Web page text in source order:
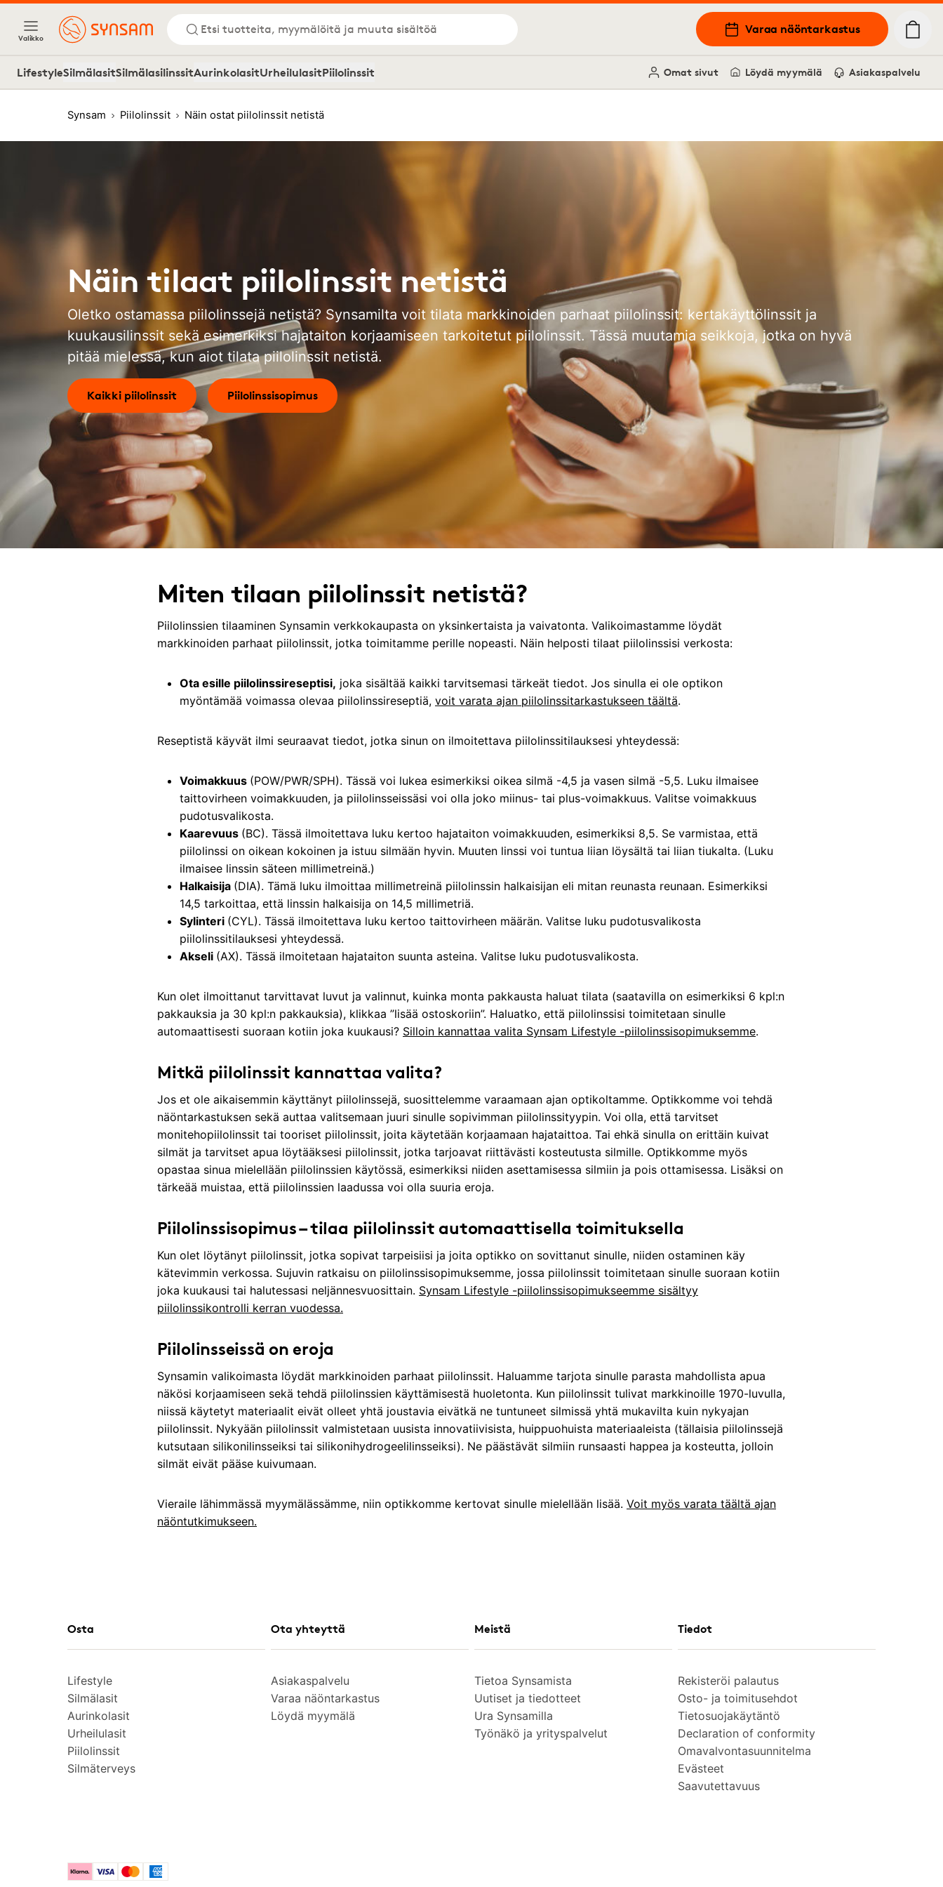
Valikko
Etsi tuotteita, myymälöitä ja muuta sisältöä Varaa näöntarkastus
LifestyleSilmälasitSilmälasilinssitAurinkolasitUrheilulasitPiilolinssit Omat sivut Löydä myymälä Asiakaspalvelu
Synsam Piilolinssit Näin ostat piilolinssit netistä
Näin tilaat piilolinssit netistä
Oletko ostamassa piilolinssejä netistä? Synsamilta voit tilata markkinoiden parhaat piilolinssit: kertakäyttölinssit ja
kuukausilinssit sekä esimerkiksi hajataiton korjaamiseen tarkoitetut piilolinssit. Tässä muutamia seikkoja, jotka on hyvä
pitää mielessä, kun aiot tilata piilolinssit netistä.
Kaikki piilolinssit Piilolinssisopimus
Miten tilaan piilolinssit netistä?
Piilolinssien tilaaminen Synsamin verkkokaupasta on yksinkertaista ja vaivatonta. Valikoimastamme löydät
markkinoiden parhaat piilolinssit, jotka toimitamme perille nopeasti. Näin helposti tilaat piilolinssisi verkosta:
Ota esille piilolinssireseptisi, joka sisältää kaikki tarvitsemasi tärkeät tiedot. Jos sinulla ei ole optikon
myöntämää voimassa olevaa piilolinssireseptiä, voit varata ajan piilolinssitarkastukseen täältä.
Reseptistä käyvät ilmi seuraavat tiedot, jotka sinun on ilmoitettava piilolinssitilauksesi yhteydessä:
Voimakkuus (POW/PWR/SPH). Tässä voi lukea esimerkiksi oikea silmä -4,5 ja vasen silmä -5,5. Luku ilmaisee
taittovirheen voimakkuuden, ja piilolinsseissäsi voi olla joko miinus- tai plus-voimakkuus. Valitse voimakkuus
pudotusvalikosta.
Kaarevuus (BC). Tässä ilmoitettava luku kertoo hajataiton voimakkuuden, esimerkiksi 8,5. Se varmistaa, että
piilolinssi on oikean kokoinen ja istuu silmään hyvin. Muuten linssi voi tuntua liian löysältä tai liian tiukalta. (Luku
ilmaisee linssin säteen millimetreinä.)
Halkaisija (DIA). Tämä luku ilmoittaa millimetreinä piilolinssin halkaisijan eli mitan reunasta reunaan. Esimerkiksi
14,5 tarkoittaa, että linssin halkaisija on 14,5 millimetriä.
Sylinteri (CYL). Tässä ilmoitettava luku kertoo taittovirheen määrän. Valitse luku pudotusvalikosta
piilolinssitilauksesi yhteydessä.
Akseli (AX). Tässä ilmoitetaan hajataiton suunta asteina. Valitse luku pudotusvalikosta.
Kun olet ilmoittanut tarvittavat luvut ja valinnut, kuinka monta pakkausta haluat tilata (saatavilla on esimerkiksi 6 kpl:n
pakkauksia ja 30 kpl:n pakkauksia), klikkaa ”lisää ostoskoriin”. Haluatko, että piilolinssisi toimitetaan sinulle
automaattisesti suoraan kotiin joka kuukausi? Silloin kannattaa valita Synsam Lifestyle -piilolinssisopimuksemme.
Mitkä piilolinssit kannattaa valita?
Jos et ole aikaisemmin käyttänyt piilolinssejä, suosittelemme varaamaan ajan optikoltamme. Optikkomme voi tehdä
näöntarkastuksen sekä auttaa valitsemaan juuri sinulle sopivimman piilolinssityypin. Voi olla, että tarvitset
monitehopiilolinssit tai tooriset piilolinssit, joita käytetään korjaamaan hajataittoa. Tai ehkä sinulla on erittäin kuivat
silmät ja tarvitset apua löytääksesi piilolinssit, jotka tarjoavat riittävästi kosteutusta silmille. Optikkomme myös
opastaa sinua mielellään piilolinssien käytössä, esimerkiksi niiden asettamisessa silmiin ja pois ottamisessa. Lisäksi on
tärkeää muistaa, että piilolinssien laadussa voi olla suuria eroja.
Piilolinssisopimus – tilaa piilolinssit automaattisella toimituksella
Kun olet löytänyt piilolinssit, jotka sopivat tarpeisiisi ja joita optikko on sovittanut sinulle, niiden ostaminen käy
kätevimmin verkossa. Sujuvin ratkaisu on piilolinssisopimuksemme, jossa piilolinssit toimitetaan sinulle suoraan kotiin
joka kuukausi tai halutessasi neljännesvuosittain. Synsam Lifestyle -piilolinssisopimukseemme sisältyy
piilolinssikontrolli kerran vuodessa.
Piilolinsseissä on eroja
Synsamin valikoimasta löydät markkinoiden parhaat piilolinssit. Haluamme tarjota sinulle parasta mahdollista apua
näkösi korjaamiseen sekä tehdä piilolinssien käyttämisestä huoletonta. Kun piilolinssit tulivat markkinoille 1970-luvulla,
niissä käytetyt materiaalit eivät olleet yhtä joustavia eivätkä ne tuntuneet silmissä yhtä mukavilta kuin nykyajan
piilolinssit. Nykyään piilolinssit valmistetaan uusista innovatiivisista, huippuohuista materiaaleista (tällaisia piilolinssejä
kutsutaan silikonilinsseiksi tai silikonihydrogeelilinsseiksi). Ne päästävät silmiin runsaasti happea ja kosteutta, jolloin
silmät eivät pääse kuivumaan.
Vieraile lähimmässä myymälässämme, niin optikkomme kertovat sinulle mielellään lisää. Voit myös varata täältä ajan
näöntutkimukseen.
Osta
Lifestyle
Silmälasit
Aurinkolasit
Urheilulasit
Piilolinssit
Silmäterveys
Ota yhteyttä
Asiakaspalvelu
Varaa näöntarkastus
Löydä myymälä
Meistä
Tietoa Synsamista
Uutiset ja tiedotteet
Ura Synsamilla
Työnäkö ja yrityspalvelut
Tiedot
Rekisteröi palautus
Osto- ja toimitusehdot
Tietosuojakäytäntö
Declaration of conformity
Omavalvontasuunnitelma
Evästeet
Saavutettavuus
KlarnaVisa MastercardAmerican Express